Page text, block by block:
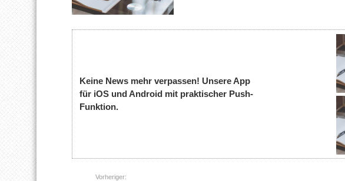
Keine News mehr verpassen! Unsere App
für iOS und Android mit praktischer Push-
Funktion.
Vorheriger: